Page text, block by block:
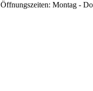
Öffnungszeiten: Montag -